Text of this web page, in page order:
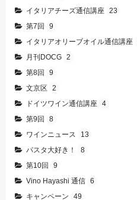
イタリアチーズ通信講座 23
第7回
9
イタリアオリーブオイル通信講座
月刊DOCG 2
第8回
9
文京区
2
ドイツワイン通信講座 4
第9回
8
ワインニュース
13
パスタ大好き！
8
第10回
9
Vino Hayashi 通信 6
キャンペーン
49